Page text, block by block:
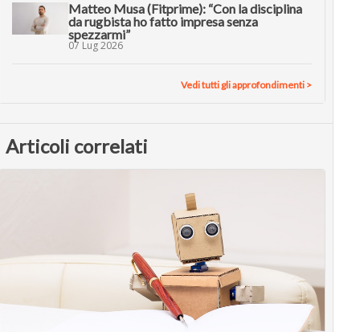
Matteo Musa (Fitprime): “Con la disciplina
da rugbista ho fatto impresa senza
spezzarmi”
07 Lug 2026
Vedi tutti gli approfondimenti >
Articoli correlati